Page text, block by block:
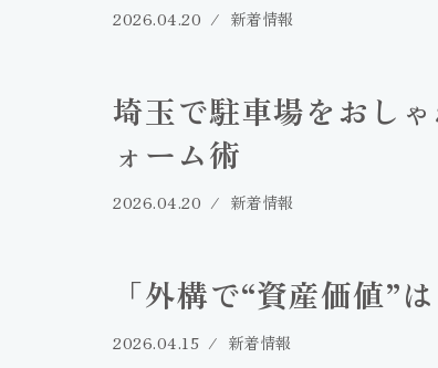
2026.04.20 新着情報
埼玉で駐車場をおし
ォーム術
2026.04.20 新着情報
「外構で“資産価値”
2026.04.15 新着情報